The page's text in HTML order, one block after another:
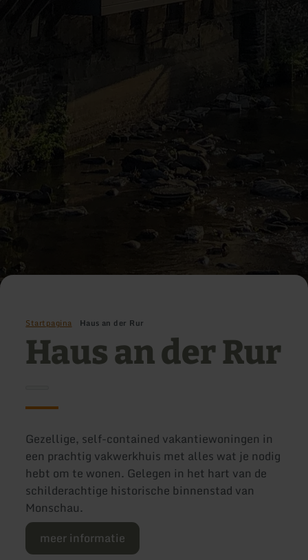
Startpagina Haus an der Rur
Haus an der Rur
Gezellige, self-contained vakantiewoningen in
een prachtig vakwerkhuis met alles wat je nodig
hebt om te wonen. Gelegen in het hart van de
schilderachtige historische binnenstad van
Monschau.
meer informatie